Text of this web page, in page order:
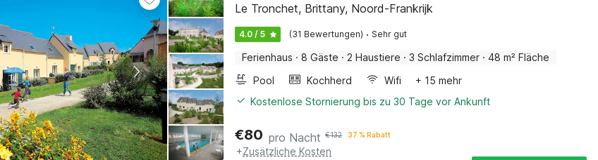
Le Tronchet, Brittany, Noord-Frankrijk
4.0 / 5 (31 Bewertungen) · Sehr gut
Ferienhaus · 8 Gäste · 2 Haustiere · 3 Schlafzimmer · 48 m² Fläche
Pool
Kochherd Wifi
+ 15 mehr
Kostenlose Stornierung bis zu 30 Tage vor Ankunft
€80 pro Nacht €132 37 % Rabatt
+Zusätzliche Kosten